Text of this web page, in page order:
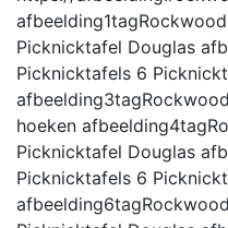
afbeelding1tag
Picknicktafel Douglas
Picknicktafels 6
afbeelding3tag
hoeken afbeelding4tag
Picknicktafel Douglas
Picknicktafels 6
afbeelding6tag